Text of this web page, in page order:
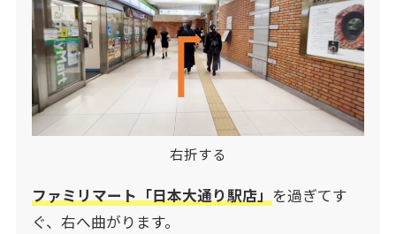
右折する
ファミリマート「日本大通り駅店」を過ぎてす
ぐ、右へ曲がります。